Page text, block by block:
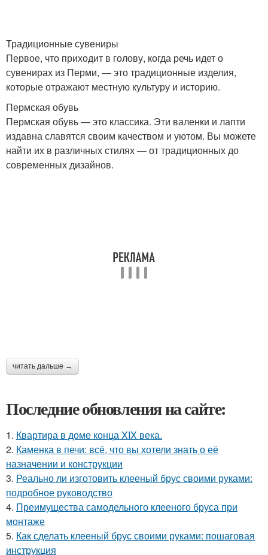
Традиционные сувениры
Первое, что приходит в голову, когда речь идет о
сувенирах из Перми, — это традиционные изделия,
которые отражают местную культуру и историю.
Пермская обувь
Пермская обувь — это классика. Эти валенки и лапти
издавна славятся своим качеством и уютом. Вы можете
найти их в различных стилях — от традиционных до
современных дизайнов.
читать дальше →
Последние обновления на сайте:
1. Квартира в доме конца XIX века.
2. Каменка в печи: всё, что вы хотели знать о её
назначении и конструкции
3. Реально ли изготовить клееный брус своими руками:
подробное руководство
4. Преимущества самодельного клееного бруса при
монтаже
5. Как сделать клееный брус своими руками: пошаговая
инструкция